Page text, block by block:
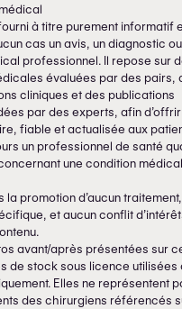
praticien en qui vous
de comprendre ce qui
risques, les bénéfices —
correspond à
philosophie personnelle
à titre purement informatif
cas un avis, un diagnostic
professionnel. Il repose sur
évaluées par des pairs,
cliniques et des publications
par des experts, afin d’offrir
fiable et actualisée aux
un professionnel de santé
une condition
la promotion d’aucun
et aucun conflit
avant/après présentées sur
de stock sous licence utilisées
Elles ne représentent
des chirurgiens référencés